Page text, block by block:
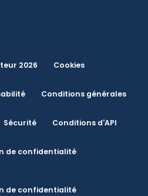
2026 Cookies
Conditions générales
Sécurité Conditions d'API
de confidentialité
de confidentialité